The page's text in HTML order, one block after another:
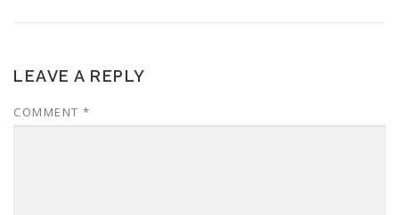
LEAVE A REPLY
COMMENT *